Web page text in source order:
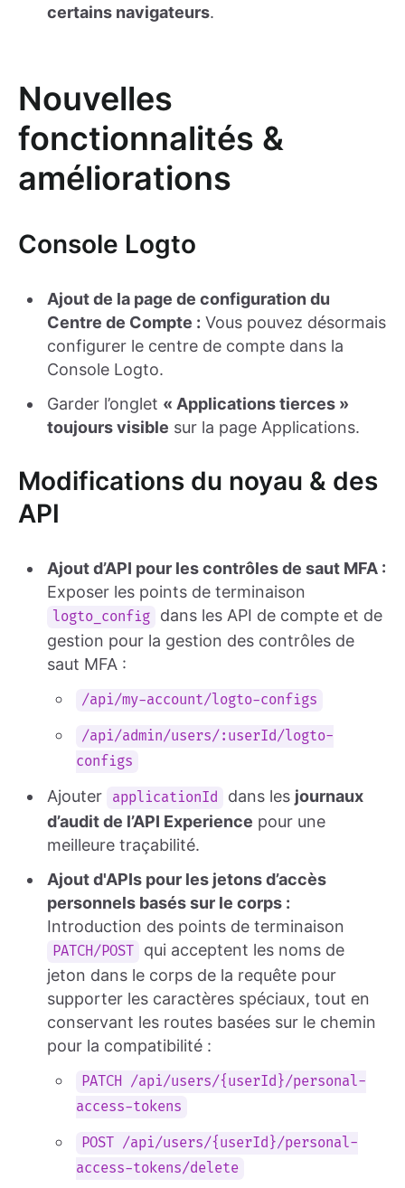
certains navigateurs.
Nouvelles
fonctionnalités &
améliorations
Console Logto
Ajout de la page de configuration du
Centre de Compte : Vous pouvez désormais
configurer le centre de compte dans la
Console Logto.
Garder l’onglet « Applications tierces »
toujours visible sur la page Applications.
Modifications du noyau & des
API
Ajout d’API pour les contrôles de saut MFA :
Exposer les points de terminaison
logto_config
dans les API de compte et de
gestion pour la gestion des contrôles de
saut MFA :
/api/my-account/logto-configs
/api/admin/users/:userId/logto-
configs
Ajouter applicationId dans les journaux
d’audit de l’API Experience pour une
meilleure traçabilité.
Ajout d'APIs pour les jetons d’accès
personnels basés sur le corps :
Introduction des points de terminaison
PATCH/POST
qui acceptent les noms de
jeton dans le corps de la requête pour
supporter les caractères spéciaux, tout en
conservant les routes basées sur le chemin
pour la compatibilité :
PATCH /api/users/{userId}/personal-
access-tokens
POST /api/users/{userId}/personal-
access-tokens/delete